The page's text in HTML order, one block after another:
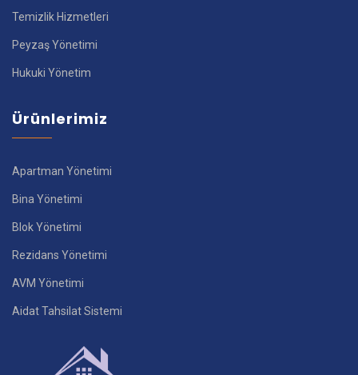
Temizlik Hizmetleri
Peyzaş Yönetimi
Hukuki Yönetim
Ürünlerimiz
Apartman Yönetimi
Bina Yönetimi
Blok Yönetimi
Rezidans Yönetimi
AVM Yönetimi
Aidat Tahsilat Sistemi